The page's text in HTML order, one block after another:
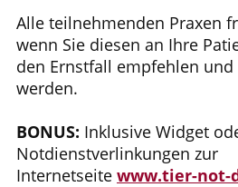
Alle teilnehmenden Praxen
wenn Sie diesen an Ihre
den Ernstfall empfehlen
werden.
BONUS: Inklusive Widget
Notdienstverlinkungen zur
Internetseite www.tier-not-